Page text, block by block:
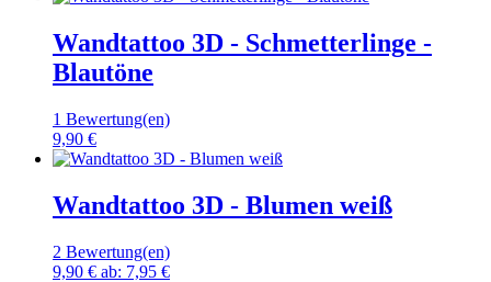
Wandtattoo 3D - Schmetterlinge -
Blautöne
1 Bewertung(en)
9,90 €
Wandtattoo 3D - Blumen weiß
2 Bewertung(en)
9,90 € ab: 7,95 €